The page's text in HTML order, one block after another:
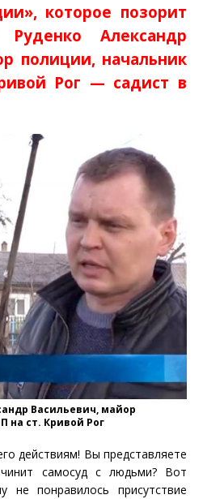
которое позорит
Александр
полиции, начальник
Рог — садист в
Васильевич, майор
на ст. Кривой Рог
действиям! Вы представляете
самосуд с людьми? Вот
понравилось присутствие